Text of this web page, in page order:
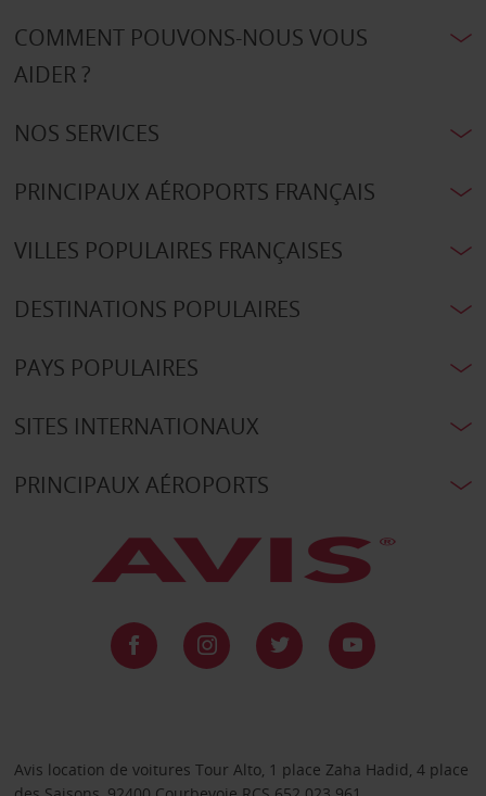
COMMENT POUVONS-NOUS VOUS
AIDER ?
NOS SERVICES
PRINCIPAUX AÉROPORTS FRANÇAIS
VILLES POPULAIRES FRANÇAISES
DESTINATIONS POPULAIRES
PAYS POPULAIRES
SITES INTERNATIONAUX
PRINCIPAUX AÉROPORTS
Avis location de voitures Tour Alto, 1 place Zaha Hadid, 4 place